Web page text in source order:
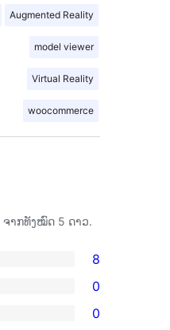
Augmented Reality
model viewer
Virtual Reality
woocommerce
ຈາກທັງໝົດ 5 ດາວ.
8
0
0